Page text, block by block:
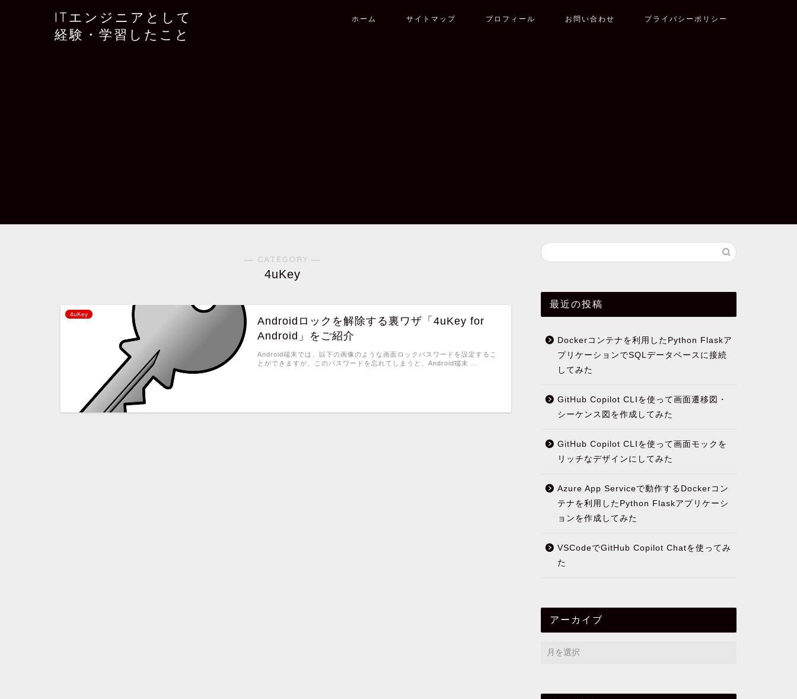
ITエンジニアとして
経験・学習したこと
ホーム サイトマップ プロフィール お問い合わせ プライバシーポリシー
― CATEGORY ―
4uKey
4uKey
Androidロックを解除する裏ワザ「4uKey for
Android」をご紹介
Android端末では、以下の画像のような画面ロックパスワードを設定するこ
とができますが、このパスワードを忘れてしまうと、Android端末 …
最近の投稿
Dockerコンテナを利用したPython Flaskア
プリケーションでSQLデータベースに接続
してみた
GitHub Copilot CLIを使って画面遷移図・
シーケンス図を作成してみた
GitHub Copilot CLIを使って画面モックを
リッチなデザインにしてみた
Azure App Serviceで動作するDockerコン
テナを利用したPython Flaskアプリケーシ
ョンを作成してみた
VSCodeでGitHub Copilot Chatを使ってみ
た
アーカイブ